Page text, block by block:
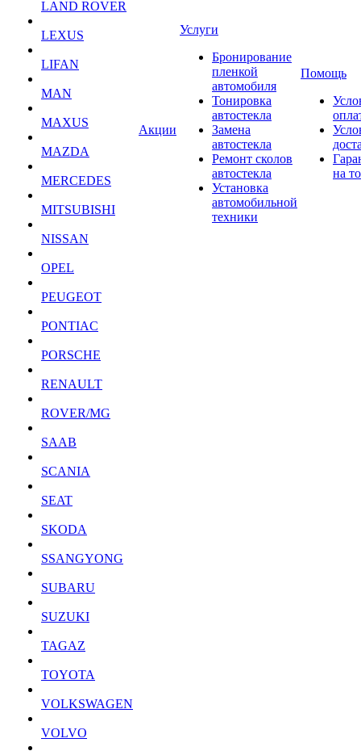
LAND ROVER
LEXUS
LIFAN
MAN
MAXUS
MAZDA
MERCEDES
MITSUBISHI
NISSAN
OPEL
PEUGEOT
PONTIAC
PORSCHE
RENAULT
ROVER/MG
SAAB
SCANIA
SEAT
SKODA
SSANGYONG
SUBARU
SUZUKI
TAGAZ
TOYOTA
VOLKSWAGEN
VOLVO
Акции
Услуги
Бронирование
пленкой
автомобиля
Тонировка
автостекла
Замена
автостекла
Ремонт сколов
автостекла
Установка
автомобильной
техники
Помощь
на